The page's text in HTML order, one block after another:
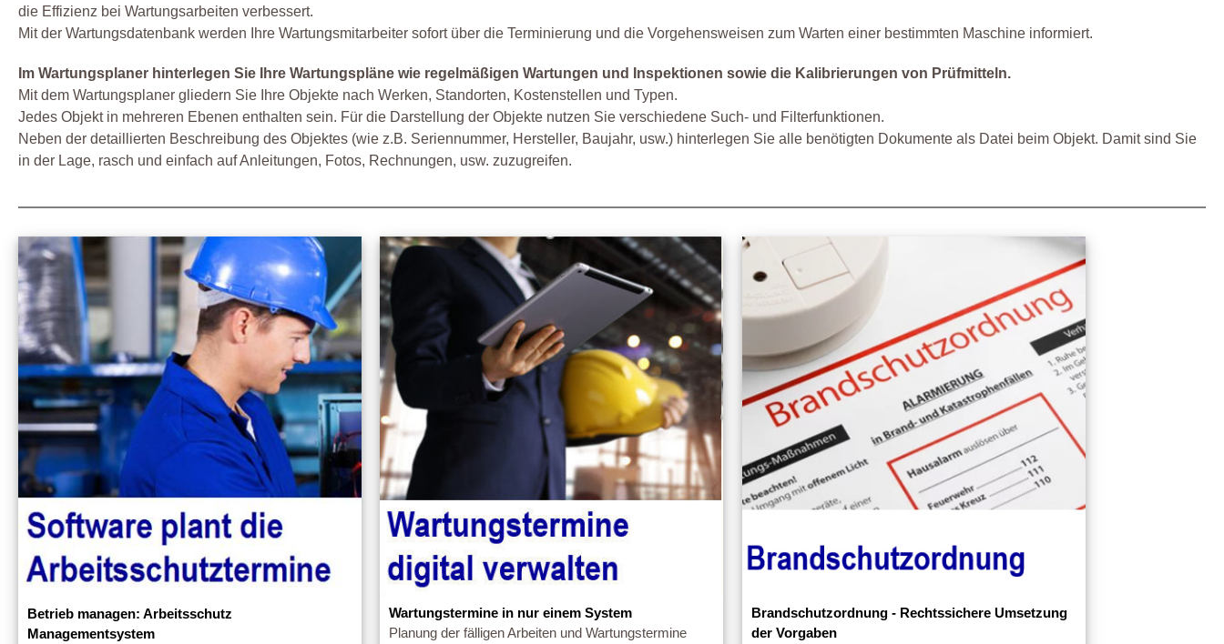
die Effizienz bei Wartungsarbeiten verbessert.
Mit der Wartungsdatenbank werden Ihre Wartungsmitarbeiter sofort über die Terminierung und die Vorgehensweisen zum Warten einer bestimmten Maschine informiert.
Im Wartungsplaner hinterlegen Sie Ihre Wartungspläne wie regelmäßigen Wartungen und Inspektionen sowie die Kalibrierungen von Prüfmitteln.
Mit dem Wartungsplaner gliedern Sie Ihre Objekte nach Werken, Standorten, Kostenstellen und Typen.
Jedes Objekt in mehreren Ebenen enthalten sein. Für die Darstellung der Objekte nutzen Sie verschiedene Such- und Filterfunktionen.
Neben der detaillierten Beschreibung des Objektes (wie z.B. Seriennummer, Hersteller, Baujahr, usw.) hinterlegen Sie alle benötigten Dokumente als Datei beim Objekt. Damit sind Sie
in der Lage, rasch und einfach auf Anleitungen, Fotos, Rechnungen, usw. zuzugreifen.
Betrieb managen: Arbeitsschutz
Managementsystem
Wartungstermine in nur einem System
Planung der fälligen Arbeiten und Wartungstermine
Brandschutzordnung - Rechtssichere Umsetzung
der Vorgaben